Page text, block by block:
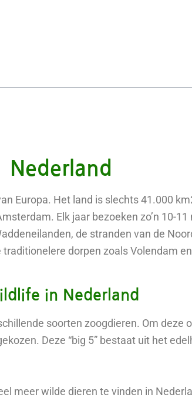
Nederland
Europa. Het land is slechts 41.000
Elk jaar bezoeken zo’n 10-
de stranden van de
dorpen zoals Volendam
in Nederland
soorten zoogdieren. Om deze
Deze “big 5” bestaat uit het
meer wilde dieren te vinden in